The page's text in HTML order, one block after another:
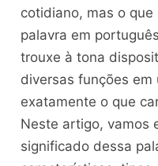
cotidiano, mas o
palavra em
trouxe à tona
diversas funções em
exatamente o que
Neste artigo, vamos
significado dessa